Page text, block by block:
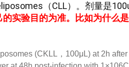
（CLL）。剂量是
实验目的为准。比如为什么
(CKLL，100μL) at 2h